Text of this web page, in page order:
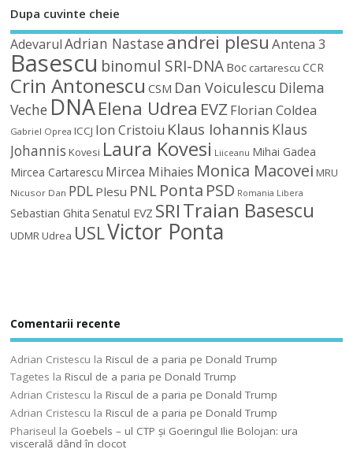
Dupa cuvinte cheie
Adevarul Adrian Nastaseandrei plesuAntena 3
Basescu binomul SRI-DNA Boc cartarescu CCR
Crin Antonescu CSM Dan Voiculescu Dilema
Veche DNAElena Udrea EVZ Florian Coldea
Gabriel Oprea ICCJ Ion Cristoiu Klaus Iohannis Klaus
Johannis Kovesi Laura Kovesi Liiceanu Mihai Gadea
Mircea Cartarescu Mircea Mihaies Monica Macovei MRU
Nicusor Dan PDL Plesu PNL Ponta PSD Romania Libera
Sebastian Ghita Senatul EVZ SRITraian Basescu
UDMRUdrea USLVictor Ponta
Comentarii recente
Adrian Cristescu laRiscul de a paria pe Donald Trump
Tagetes laRiscul de a paria pe Donald Trump
Adrian Cristescu laRiscul de a paria pe Donald Trump
Adrian Cristescu laRiscul de a paria pe Donald Trump
Phariseul la Goebels – ul CTP şi Goeringul Ilie Bolojan: ura
viscerală dând în clocot